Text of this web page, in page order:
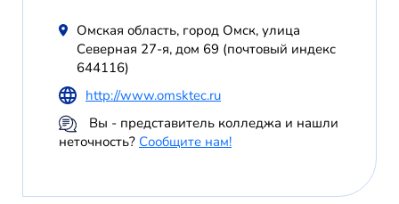
Омская область, город Омск, улица
Северная 27-я, дом 69 (почтовый индекс
644116)
http://www.omsktec.ru
Вы - представитель колледжа и нашли
неточность? Сообщите нам!